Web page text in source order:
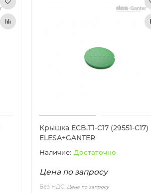
Крышка ECB.T1-C17 (29551-C17)
ELESA+GANTER
Достаточно
Цена по запросу
Без НДС: Цена по запросу